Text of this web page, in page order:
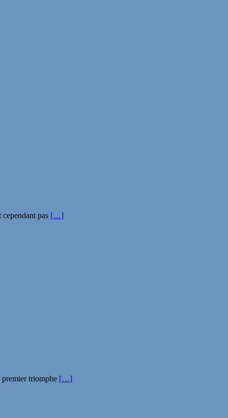
pas […]
triomphe […]